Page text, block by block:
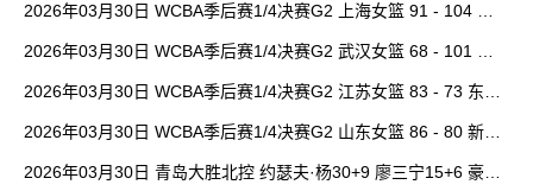
2026年03月30日 WCBA季后赛1/4决赛G2 上海女篮 91 - 104 四
2026年03月30日 WCBA季后赛1/4决赛G2 武汉女篮 68 - 101 山
2026年03月30日 WCBA季后赛1/4决赛G2 江苏女篮 83 - 73 东莞
2026年03月30日 WCBA季后赛1/4决赛G2 山东女篮 86 - 80 新疆
2026年03月30日 青岛大胜北控 约瑟夫·杨30+9 廖三宁15+6 豪斯